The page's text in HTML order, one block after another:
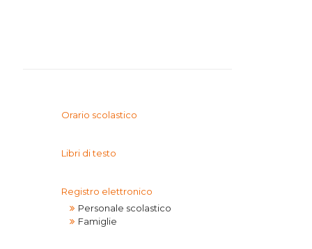
Orario scolastico
Libri di testo
Registro elettronico
Personale scolastico
Famiglie